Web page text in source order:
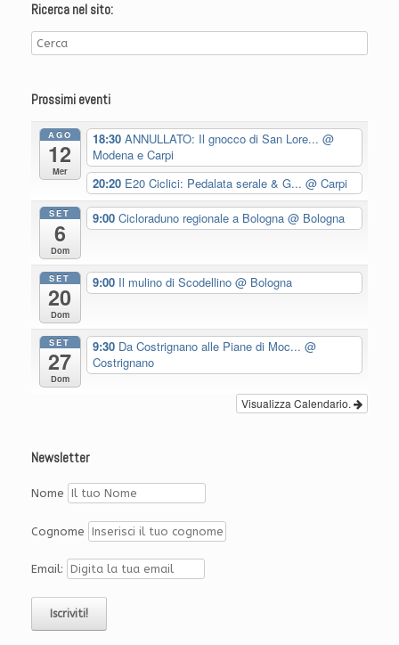
Ricerca nel sito:
Prossimi eventi
AGO
12
Mer
18:30 ANNULLATO: Il gnocco di San Lore... @
Modena e Carpi
20:20 E20 Ciclici: Pedalata serale & G... @ Carpi
SET
6
Dom
9:00 Cicloraduno regionale a Bologna @ Bologna
SET
20
Dom
9:00 Il mulino di Scodellino @ Bologna
SET
27
Dom
9:30 Da Costrignano alle Piane di Moc... @
Costrignano
Visualizza Calendario.
Newsletter
Nome
Cognome
Email: